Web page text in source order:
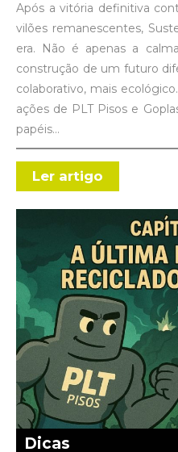
Após a vitória definitiva
vilões remanescentes,
era. Não é apenas a
construção de um futuro
colaborativo, mais
ações de PLT Pisos e
papéis…
Ler artigo
Dicas